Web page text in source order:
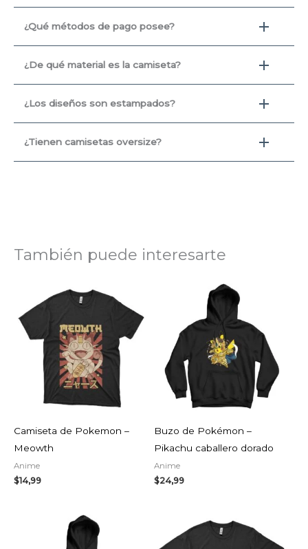
¿Qué métodos de pago posee?
¿De qué material es la camiseta?
¿Los diseños son estampados?
¿Tienen camisetas oversize?
También puede interesarte
Camiseta de Pokemon –
Meowth
Anime
$14,99
Buzo de Pokémon –
Pikachu caballero dorado
Anime
$24,99